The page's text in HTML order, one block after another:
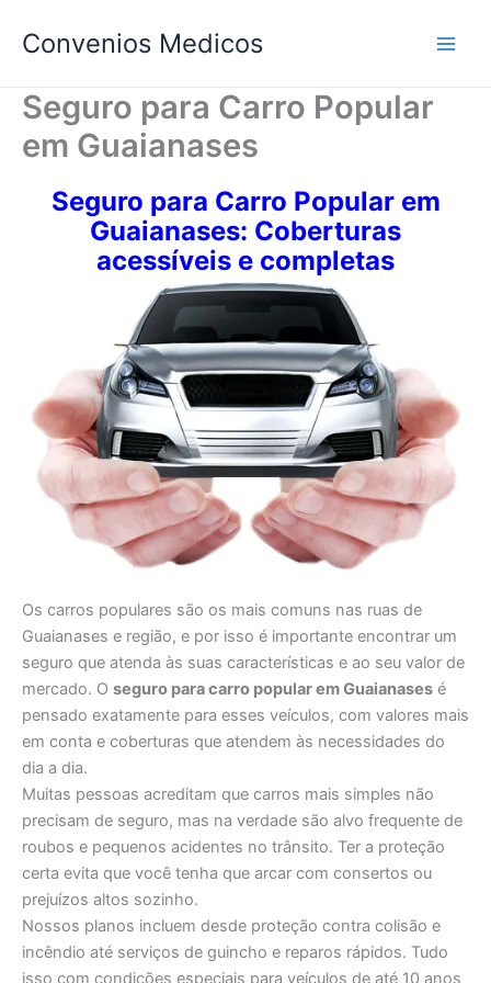
para
conteúdo
Convenios Medicos
Seguro para Carro Popular
em Guaianases
Seguro para Carro Popular em
Guaianases: Coberturas
acessíveis e completas
Os carros populares são os mais comuns nas ruas de
Guaianases e região, e por isso é importante encontrar um
seguro que atenda às suas características e ao seu valor de
mercado. O seguro para carro popular em Guaianases é
pensado exatamente para esses veículos, com valores mais
em conta e coberturas que atendem às necessidades do
dia a dia.
Muitas pessoas acreditam que carros mais simples não
precisam de seguro, mas na verdade são alvo frequente de
roubos e pequenos acidentes no trânsito. Ter a proteção
certa evita que você tenha que arcar com consertos ou
prejuízos altos sozinho.
Nossos planos incluem desde proteção contra colisão e
incêndio até serviços de guincho e reparos rápidos. Tudo
isso com condições especiais para veículos de até 10 anos